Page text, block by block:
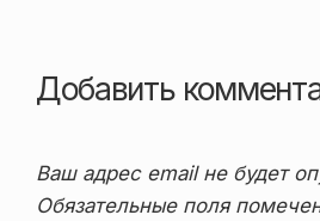
Добавить
Ваш адрес email не будет
Обязательные поля